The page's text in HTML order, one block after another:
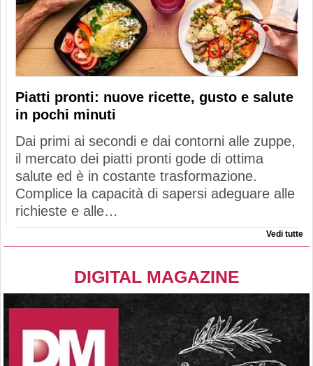
Piatti pronti: nuove ricette, gusto e salute
in pochi minuti
Dai primi ai secondi e dai contorni alle zuppe,
il mercato dei piatti pronti gode di ottima
salute ed è in costante trasformazione.
Complice la capacità di sapersi adeguare alle
richieste e alle…
Vedi tutte
DIGITAL MAGAZINE